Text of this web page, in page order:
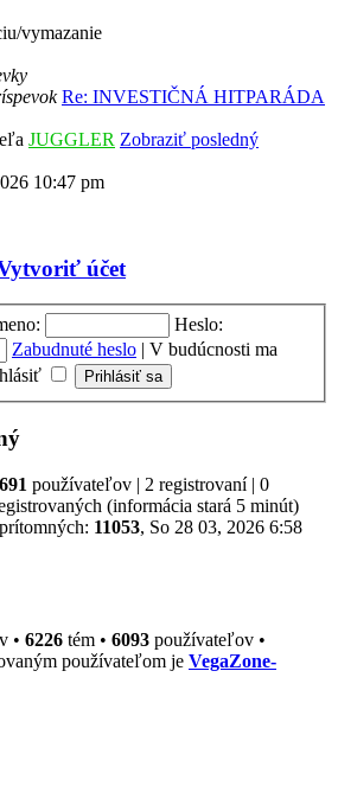
vymazanie
Re: INVESTIČNÁ HITPARÁDA
JUGGLER Zobraziť posledný
10:47 pm
účet
Heslo:
Zabudnuté heslo | V budúcnosti ma
691 používateľov | 2 registrovaní | 0
(informácia stará 5 minút)
11053, So 28 03, 2026 6:58
• 6226 tém • 6093 používateľov •
používateľom je VegaZone-